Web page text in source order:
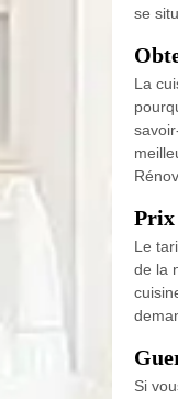
se
La
Prix
Le
de la
Si